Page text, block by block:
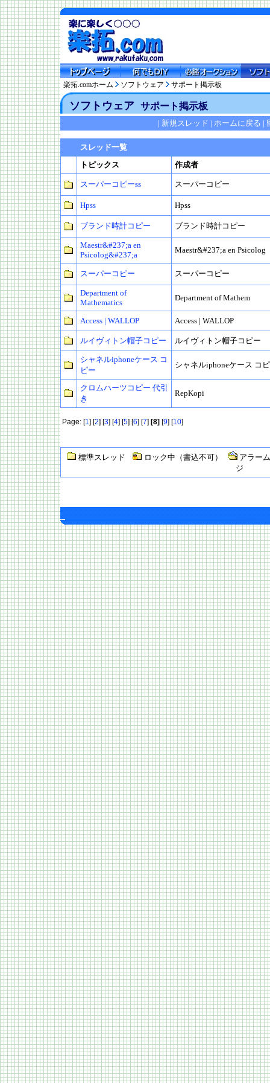
楽拓.comホーム ソフトウェア サポート掲示板
ソフトウェア サポート掲示板
| 新規スレッド | ホームに戻る |
スレッド一覧
トピックス
作成者
スーパーコピーss スーパーコピー
Hpss Hpss
ブランド時計コピー ブランド時計コピー
Maestr&#237;a en
Psicolog&#237;a
Maestr&#237;a en Psicolog
スーパーコピー スーパーコピー
Department of
Mathematics
Department of Mathem
Access | WALLOP Access | WALLOP
ルイヴィトン帽子コピー ルイヴィトン帽子コピー
シャネルiphoneケース コ
ピー
シャネルiphoneケース コ
クロムハーツコピー 代引
き
RepKopi
Page: [1] [2] [3] [4] [5] [6] [7] [8] [9] [10]
標準スレッド ロック中（書込不可）
アラー
ジ